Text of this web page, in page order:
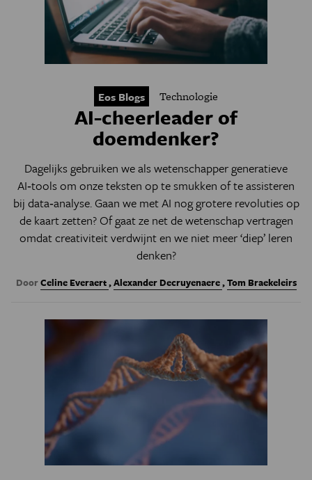
Eos Blogs Technologie
AI-cheerleader of
doemdenker?
Dagelijks gebruiken we als wetenschapper generatieve
AI‑tools om onze teksten op te smukken of te assisteren
bij data‑analyse. Gaan we met AI nog grotere revoluties op
de kaart zetten? Of gaat ze net de wetenschap vertragen
omdat creativiteit verdwijnt en we niet meer ‘diep’ leren
denken?
DoorCeline Everaert,Alexander Decruyenaere,Tom Braekeleirs